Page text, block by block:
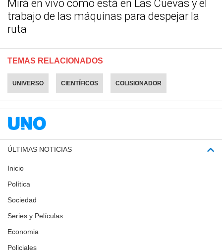
Mirá en vivo cómo está en Las Cuevas y el
trabajo de las máquinas para despejar la
ruta
TEMAS RELACIONADOS
UNIVERSO CIENTÍFICOS COLISIONADOR
ÚLTIMAS NOTICIAS
Inicio
Política
Sociedad
Series y Películas
Economia
Policiales